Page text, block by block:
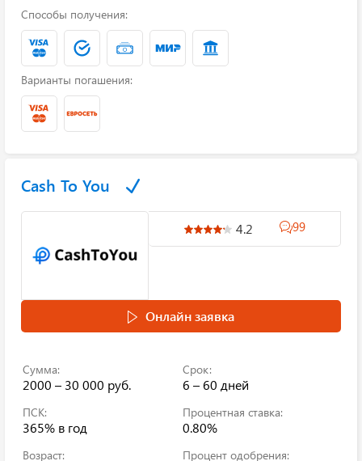
Способы получения:
Варианты погашения:
Cash To You
4.2 99
Онлайн заявка
Сумма:
2000 – 30 000 руб.
Срок:
6 – 60 дней
ПСК:
365% в год
Процентная ставка:
0.80%
Возраст: Процент одобрения: